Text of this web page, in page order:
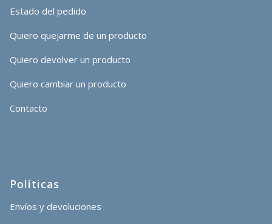
Estado del pedido
Quiero quejarme de un producto
Quiero devolver un producto
Quiero cambiar un producto
Contacto
Políticas
Envíos y devoluciones